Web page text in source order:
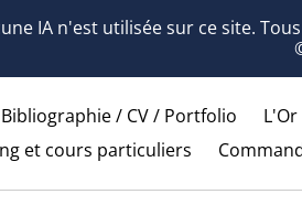
IA n'est utilisée sur ce site.
Bibliographie / CV / Portfolio L'Or
et cours particuliers